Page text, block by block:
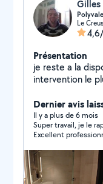
Gilles
Présentation
je reste a la disposition
intervention le
Dernier avis
Il y a plus de 6 mois
Super travail, je le
Excellent